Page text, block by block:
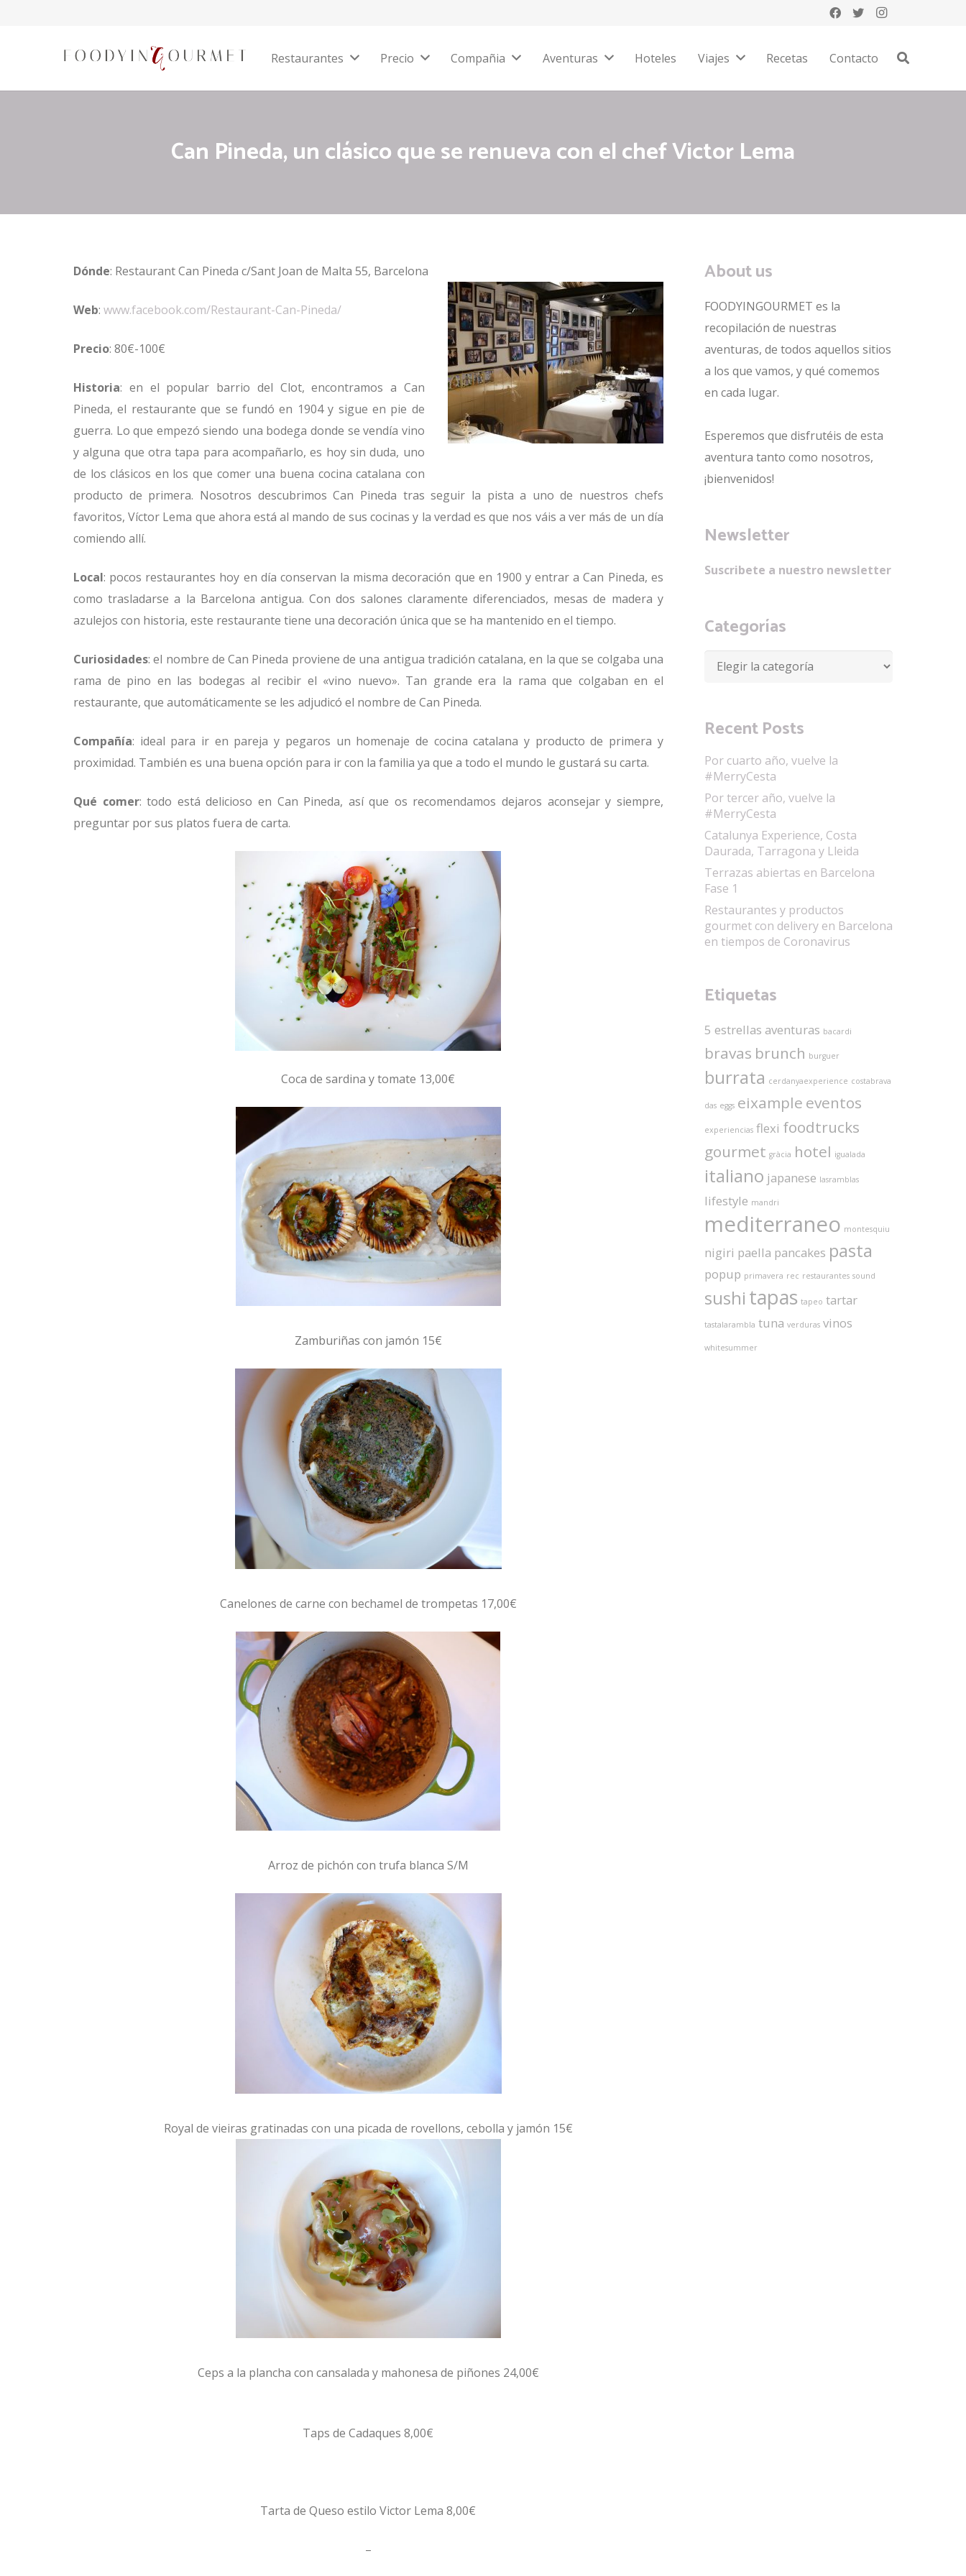
Restaurantes Precio Compañia Aventuras Hoteles Viajes Recetas Contacto
Can Pineda, un clásico que se renueva con el chef Victor Lema
Dónde: Restaurant Can Pineda c/Sant Joan de Malta 55, Barcelona
Web: www.facebook.com/Restaurant-Can-Pineda/
Precio: 80€-100€
Historia: en el popular barrio del Clot, encontramos a Can
Pineda, el restaurante que se fundó en 1904 y sigue en pie de
guerra. Lo que empezó siendo una bodega donde se vendía vino
y alguna que otra tapa para acompañarlo, es hoy sin duda, uno
de los clásicos en los que comer una buena cocina catalana con
producto de primera. Nosotros descubrimos Can Pineda tras seguir la pista a uno de nuestros chefs
favoritos, Víctor Lema que ahora está al mando de sus cocinas y la verdad es que nos váis a ver más de un día
comiendo allí.
Local: pocos restaurantes hoy en día conservan la misma decoración que en 1900 y entrar a Can Pineda, es
como trasladarse a la Barcelona antigua. Con dos salones claramente diferenciados, mesas de madera y
azulejos con historia, este restaurante tiene una decoración única que se ha mantenido en el tiempo.
Curiosidades: el nombre de Can Pineda proviene de una antigua tradición catalana, en la que se colgaba una
rama de pino en las bodegas al recibir el «vino nuevo». Tan grande era la rama que colgaban en el
restaurante, que automáticamente se les adjudicó el nombre de Can Pineda.
Compañía: ideal para ir en pareja y pegaros un homenaje de cocina catalana y producto de primera y
proximidad. También es una buena opción para ir con la familia ya que a todo el mundo le gustará su carta.
Qué comer: todo está delicioso en Can Pineda, así que os recomendamos dejaros aconsejar y siempre,
preguntar por sus platos fuera de carta.
Coca de sardina y tomate 13,00€
Zamburiñas con jamón 15€
Canelones de carne con bechamel de trompetas 17,00€
Arroz de pichón con trufa blanca S/M
Royal de vieiras gratinadas con una picada de rovellons, cebolla y jamón 15€
Ceps a la plancha con cansalada y mahonesa de piñones 24,00€
Taps de Cadaques 8,00€
Tarta de Queso estilo Victor Lema 8,00€
–
About us
FOODYINGOURMET es la
recopilación de nuestras
aventuras, de todos aquellos sitios
a los que vamos, y qué comemos
en cada lugar.
Esperemos que disfrutéis de esta
aventura tanto como nosotros,
¡bienvenidos!
Newsletter
Suscribete a nuestro newsletter
Categorías
Categorías
Recent Posts
Por cuarto año, vuelve la
#MerryCesta
Por tercer año, vuelve la
#MerryCesta
Catalunya Experience, Costa
Daurada, Tarragona y Lleida
Terrazas abiertas en Barcelona
Fase 1
Restaurantes y productos
gourmet con delivery en Barcelona
en tiempos de Coronavirus
Etiquetas
5 estrellas aventuras bacardi
bravas brunch burguer
burrata cerdanyaexperience costabrava
das eggs eixample eventos
experiencias flexi foodtrucks
gourmet gràcia hotel igualada
italiano japanese lasramblas
lifestyle mandri
mediterraneo montesquiu
nigiri paella pancakes pasta
popup primavera rec restaurantes sound
sushi tapas tapeo tartar
tastalarambla tuna verduras vinos
whitesummer